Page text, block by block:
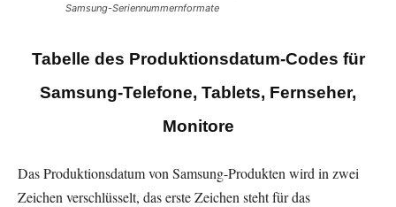
Samsung-Seriennummernformate
Tabelle des Produktionsdatum-Codes für
Samsung-Telefone, Tablets, Fernseher,
Monitore
Das Produktionsdatum von Samsung-Produkten wird in zwei
Zeichen verschlüsselt, das erste Zeichen steht für das